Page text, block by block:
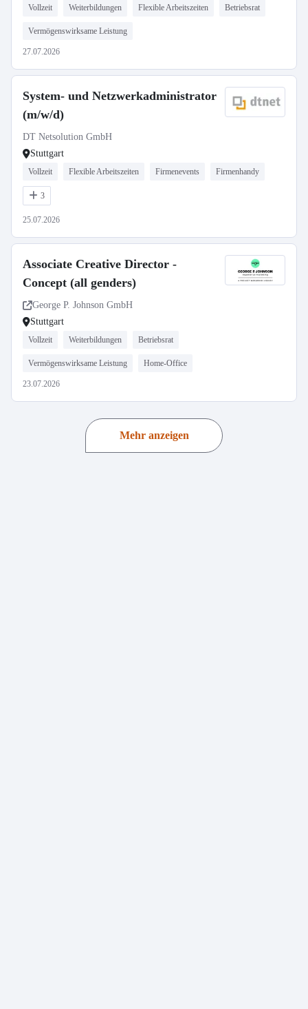
Vollzeit Weiterbildungen Flexible Arbeitszeiten Betriebsrat
Vermögenswirksame Leistung
27.07.2026
System- und Netzwerkadministrator
(m/w/d)
DT Netsolution GmbH
Stuttgart
Vollzeit Flexible Arbeitszeiten Firmenevents Firmenhandy
3
25.07.2026
Associate Creative Director -
Concept (all genders)
George P. Johnson GmbH
Stuttgart
Vollzeit Weiterbildungen Betriebsrat
Vermögenswirksame Leistung Home-Office
23.07.2026
Mehr anzeigen